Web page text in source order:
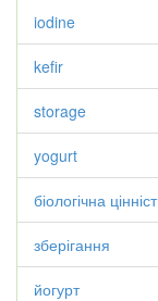
iodine
kefir
storage
yogurt
біологічна
зберігання
йогурт